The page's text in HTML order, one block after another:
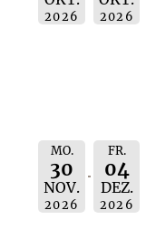
2026 2026
MO.
30
NOV.
2026
FR.
04
DEZ.
2026